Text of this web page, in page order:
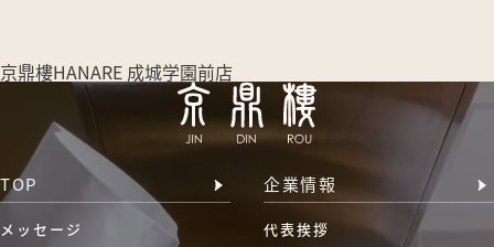
京鼎樓HANARE 成城学園前店
TOP
メッセージ
企業情報
代表挨拶